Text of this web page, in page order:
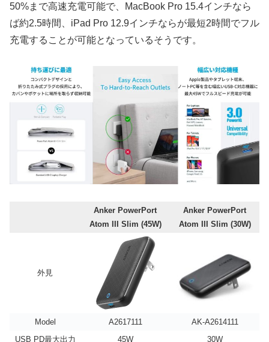
50%まで高速充電可能で、MacBook Pro 15.4インチなら
ば約2.5時間、iPad Pro 12.9インチならが最短2時間でフル
充電することが可能となっているそうです。
Anker PowerPort
Atom III Slim (45W)
Anker PowerPort
Atom III Slim (30W)
外見
Model A2617111
AK-A2614111
USB PD最大出力
45W 30W